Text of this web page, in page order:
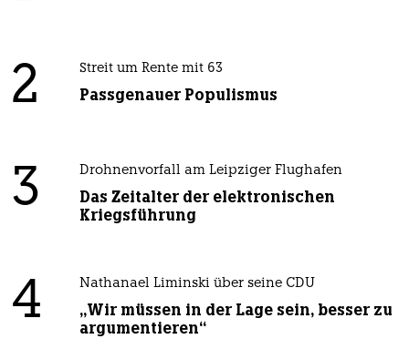
2 Streit um Rente mit 63
Passgenauer Populismus
3 Drohnenvorfall am Leipziger Flughafen
Das Zeitalter der elektronischen
Kriegsführung
4 Nathanael Liminski über seine CDU
„Wir müssen in der Lage sein, besser zu
argumentieren“